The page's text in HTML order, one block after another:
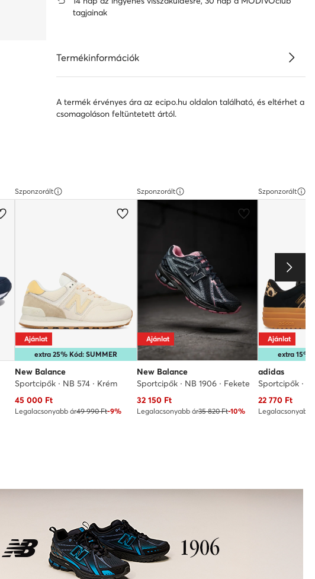
tagjainak
Termékinformációk
A termék érvényes ára az ecipo.hu oldalon található, és eltérhet a
csomagoláson feltüntetett ártól.
Szponzorált
extra 25% Kód: SUMMER
Ajánlat
New Balance
Sportcipők · NB 574 · Krém
Aktuális ár
45 000 Ft
Legalacsonyabb ár49 990 Ft-9%
Szponzorált
Ajánlat
New Balance
Sportcipők · NB 1906 · Fekete
Aktuális ár
32 150Ft
Legalacsonyabb ár35 820 Ft-10%
Szponzorált
extra 15%
Ajánlat
adidas
Sportcipők ·
Aktuális ár
22 770Ft
Legalacsonyabb